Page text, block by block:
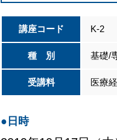
講座コード K-2
種 別 基礎/
受講料 医療
●日時